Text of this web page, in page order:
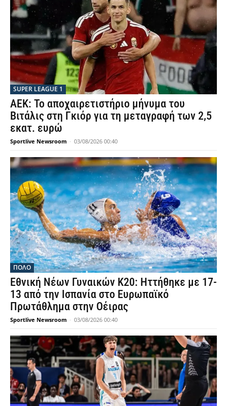
SUPER LEAGUE 1
ΑΕΚ: Το αποχαιρετιστήριο μήνυμα του
Βιτάλις στη Γκιόρ για τη μεταγραφή των 2,5
εκατ. ευρώ
Sportlive Newsroom - 03/08/2026 00:40
ΠΟΛΟ
Εθνική Νέων Γυναικών Κ20: Ηττήθηκε με 17-
13 από την Ισπανία στο Ευρωπαϊκό
Πρωτάθλημα στην Οέιρας
Sportlive Newsroom - 03/08/2026 00:40